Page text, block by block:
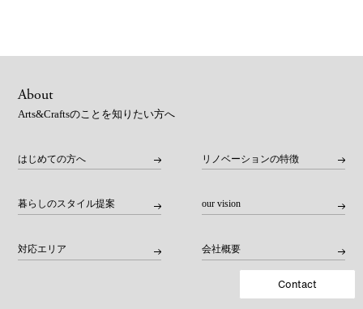
About
Arts&Craftsのことを知りたい方へ
はじめての方へ リノベーションの特徴
暮らしのスタイル提案 our vision
対応エリア 会社概要
Contact